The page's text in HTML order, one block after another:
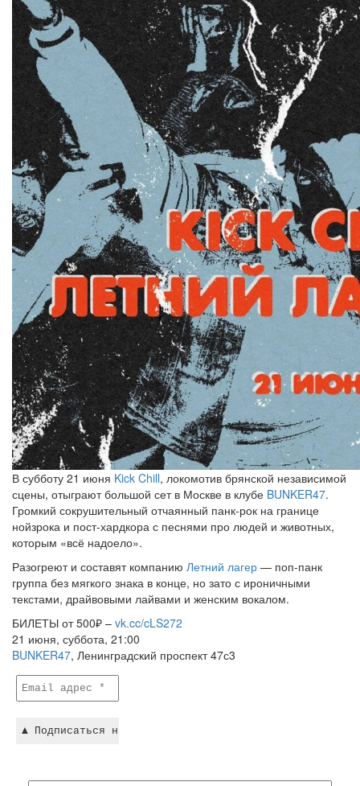
В субботу 21 июня Kick Chill, локомотив брянской независимой
сцены, отыграют большой сет в Москве в клубе BUNKER47.
Громкий сокрушительный отчаянный панк-рок на границе
нойзрока и пост-хардкора с песнями про людей и животных,
которым «всё надоело».
Разогреют и составят компанию Летний лагер — поп-панк
группа без мягкого знака в конце, но зато с ироничными
текстами, драйвовыми лайвами и женским вокалом.
БИЛЕТЫ от 500₽ – vk.cc/cLS272
21 июня, суббота, 21:00
BUNKER47, Ленинградский проспект 47с3